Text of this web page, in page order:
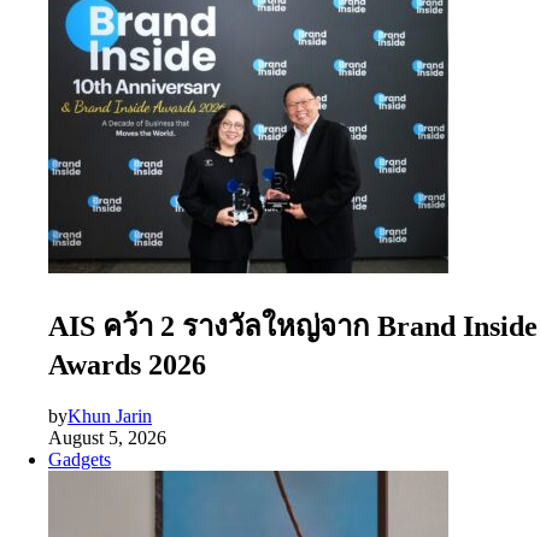
AIS คว้า 2 รางวัลใหญ่จาก Brand Inside
Awards 2026
byKhun Jarin
August 5, 2026
Gadgets